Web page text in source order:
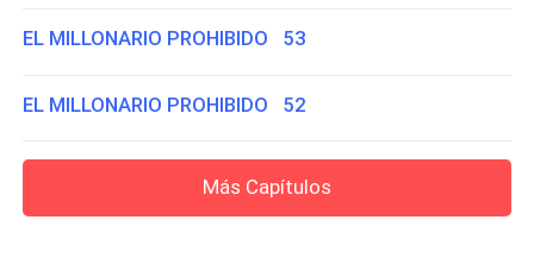
EL MILLONARIO PROHIBIDO 53
EL MILLONARIO PROHIBIDO 52
Más Capítulos